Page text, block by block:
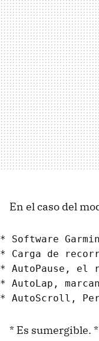
En el caso del
* Software
* Carga de
* AutoPause, el
* AutoLap,
* Es sumergible.